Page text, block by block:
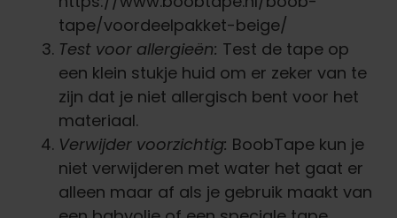
tape/voordeelpakket-beige/
Test voor allergieën: Test de tape op
een klein stukje huid om er zeker van te
zijn dat je niet allergisch bent voor het
materiaal.
Verwijder voorzichtig: BoobTape kun je
niet verwijderen met water het gaat er
alleen maar af als je gebruik maakt van